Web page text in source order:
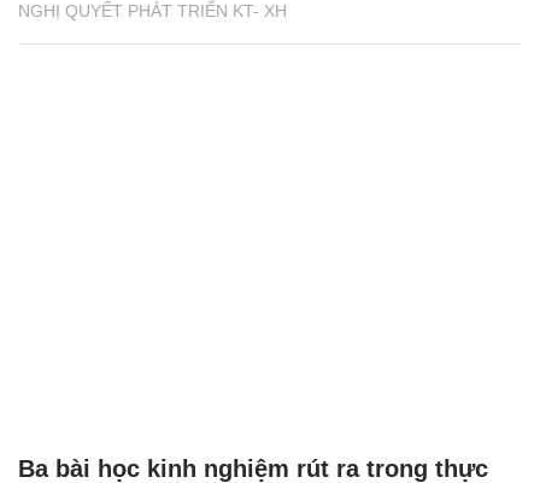
NGHỊ QUYẾT PHÁT TRIỂN KT- XH
Ba bài học kinh nghiệm rút ra trong thực